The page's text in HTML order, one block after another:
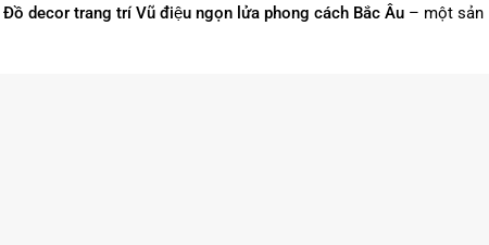
Đồ decor trang trí Vũ điệu ngọn lửa phong cách Bắc Âu – một sản